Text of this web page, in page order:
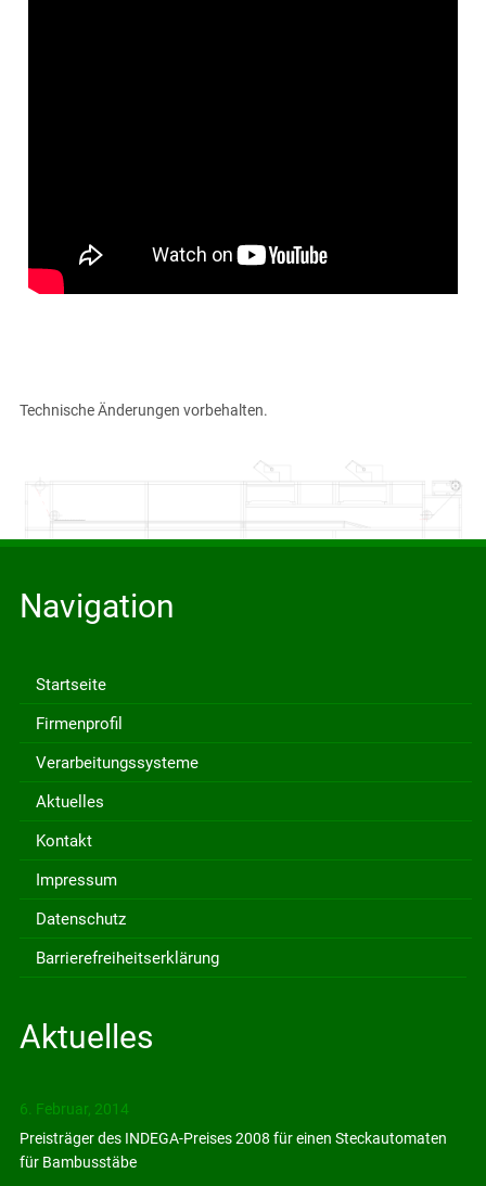
Technische Änderungen vorbehalten.
Navigation
Startseite
Firmenprofil
Verarbeitungssysteme
Aktuelles
Kontakt
Impressum
Datenschutz
Barrierefreiheitserklärung
Aktuelles
6. Februar, 2014
Preisträger des INDEGA-Preises 2008 für einen Steckautomaten
für Bambusstäbe